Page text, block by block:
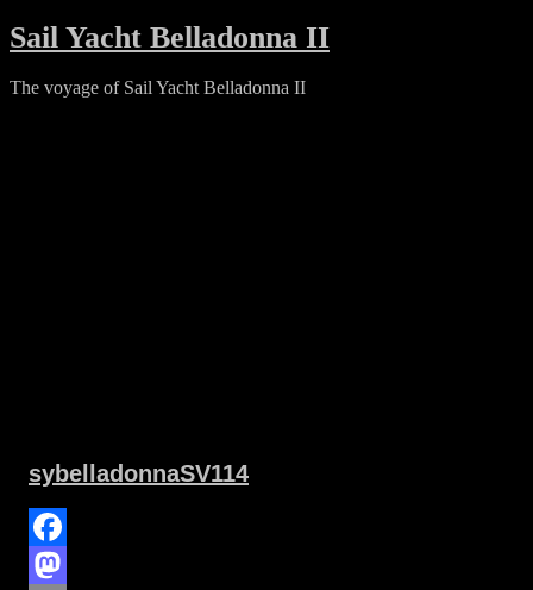
Skip
to
Sail Yacht Belladonna II
The voyage of Sail Yacht Belladonna II
sybelladonnaSV114
Facebook